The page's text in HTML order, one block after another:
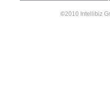
©2010 Intellibiz